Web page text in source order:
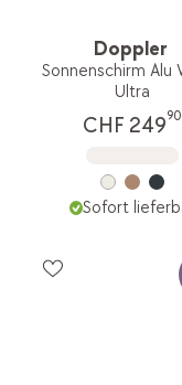
Doppler
Sonnenschirm Alu
Ultra
CHF 24990
Sofort